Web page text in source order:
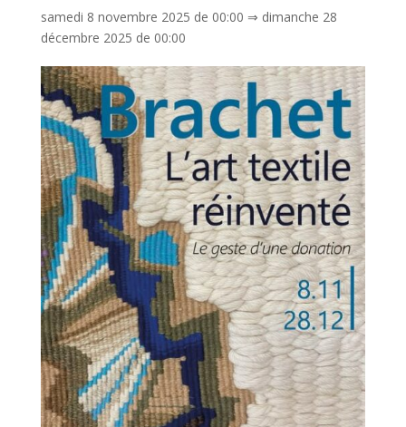
samedi 8 novembre 2025 de 00:00 ⇒ dimanche 28
décembre 2025 de 00:00